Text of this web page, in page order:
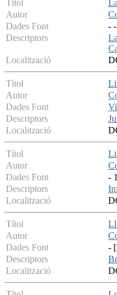
Títol
Autor
Dades Font
-
Descriptors
Localització
Títol
Autor
Dades Font
Descriptors
Localització
Títol
Autor
Dades Font
-
Descriptors
Localització
Títol
Autor
Dades Font
-
Descriptors
Localització